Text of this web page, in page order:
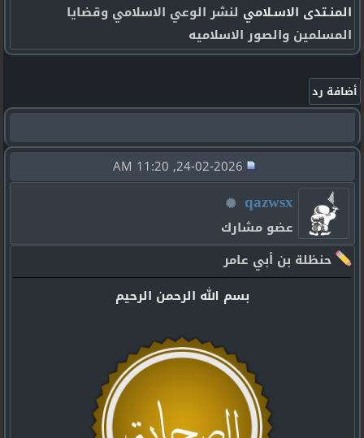
المنـتدى الاسـلامي لنشر الوعي الاسلامي وقضايا
المسلمين والصور الاسلاميه
qazwsx
عضو مشارك
حنظلة بن أبي عامر
بسم الله الرحمن الرحيم